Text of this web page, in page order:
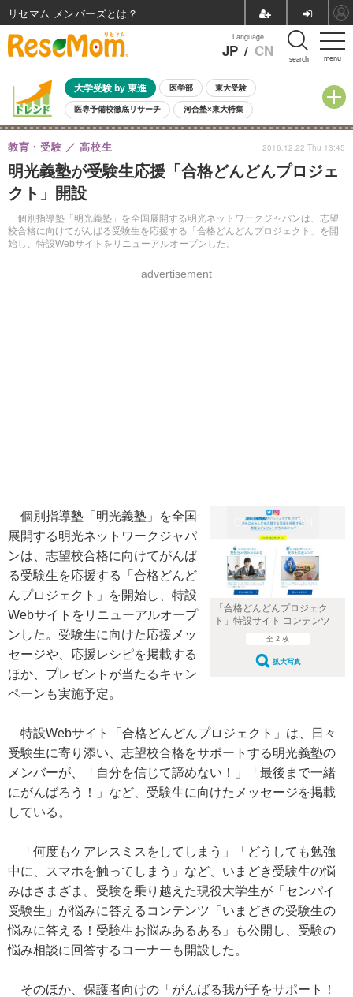
menu
Language
JP / CN search
大学受験 by 東進 医学部 東大受験
医専予備校徹底リサーチ 河合塾×東大特集
親子で考える大学選び 高校受験 中学受験 小学校受験
共通テスト 夏休み
8月開催イベント・WS 全国公立高校 過去問 人気記事
自由研究教材（小学生向け）
明光義塾が受験生応援「合格どんどんプロジェ
クト」開設
個別指導塾「明光義塾」を全国展開する明光ネットワークジャパンは、志望
校合格に向けてがんばる受験生を応援する「合格どんどんプロジェクト」を開
始し、特設Webサイトをリニューアルオープンした。
教育・受験 高校生
advertisement
2016.12.22 Thu 13:45
「合格どんどんプロジェク
ト」特設サイト コンテンツ
全 2 枚
拡大写真
個別指導塾「明光義塾」を全国
展開する明光ネットワークジャパ
ンは、志望校合格に向けてがんば
る受験生を応援する「合格どんど
んプロジェクト」を開始し、特設
Webサイトをリニューアルオープ
ンした。受験生に向けた応援メッ
セージや、応援レシピを掲載する
ほか、プレゼントが当たるキャン
ペーンも実施予定。
特設Webサイト「合格どんどんプロジェクト」は、日々
受験生に寄り添い、志望校合格をサポートする明光義塾の
メンバーが、「自分を信じて諦めない！」「最後まで一緒
にがんばろう！」など、受験生に向けたメッセージを掲載
している。
「何度もケアレスミスをしてしまう」「どうしても勉強
中に、スマホを触ってしまう」など、いまどき受験生の悩
みはさまざま。受験を乗り越えた現役大学生が「センパイ
受験生」が悩みに答えるコンテンツ「いまどきの受験生の
悩みに答える！受験生お悩みあるある」も公開し、受験の
悩み相談に回答するコーナーも開設した。
そのほか、保護者向けの「がんばる我が子をサポート！
リセマム メンバーズ